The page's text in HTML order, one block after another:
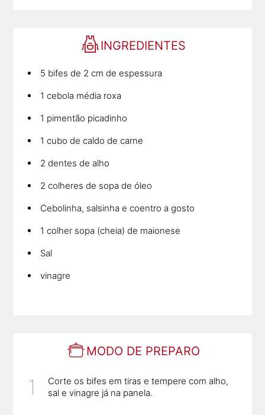
INGREDIENTES
5 bifes de 2 cm de espessura
1 cebola média roxa
1 pimentão picadinho
1 cubo de caldo de carne
2 dentes de alho
2 colheres de sopa de óleo
Cebolinha, salsinha e coentro a gosto
1 colher sopa (cheia) de maionese
Sal
vinagre
MODO DE PREPARO
Corte os bifes em tiras e tempere com alho,
sal e vinagre já na panela.